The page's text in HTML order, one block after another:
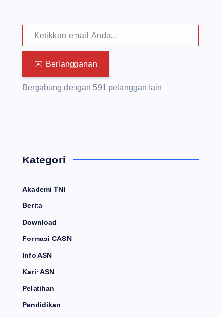
Ketikkan email Anda...
✉️ Berlangganan
Bergabung dengan 591 pelanggan lain
Kategori
Akademi TNI
Berita
Download
Formasi CASN
Info ASN
Karir ASN
Pelatihan
Pendidikan